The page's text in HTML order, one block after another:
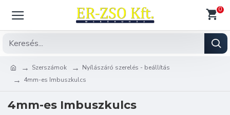
0
Szerszámok
Nyílászáró szerelés - beállítás
4mm-es Imbuszkulcs
4mm-es Imbuszkulcs